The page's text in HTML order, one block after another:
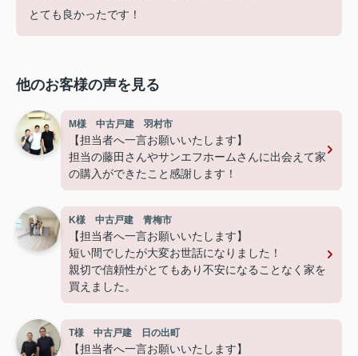
とても良かったです！
他のお客様の声を見る
M様 中古戸建 羽村市
【担当者へ一言お願いいたします】
担当の藤田さんやサンエフホームさんに出会えて家
の購入ができたこと感謝します！
K様 中古戸建 青梅市
【担当者へ一言お願いいたします】
短い間でしたが大変お世話になりました！
親切で信頼性がとてもあり不安になることなく家を
買えました。
T様 中古戸建 日の出町
【担当者へ一言お願いいたします】